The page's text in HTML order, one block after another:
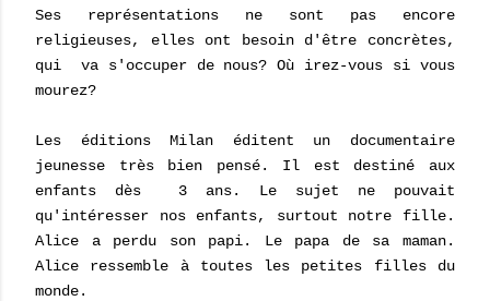
Ses représentations ne sont pas encore
religieuses, elles ont besoin d'être concrètes,
qui va s'occuper de nous? Où irez-vous si vous
mourez?
Les éditions Milan éditent un documentaire
jeunesse très bien pensé. Il est destiné aux
enfants dès 3 ans. Le sujet ne pouvait
qu'intéresser nos enfants, surtout notre fille.
Alice a perdu son papi. Le papa de sa maman.
Alice ressemble à toutes les petites filles du
monde.